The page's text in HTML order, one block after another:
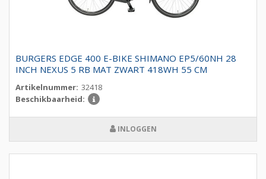
BURGERS EDGE 400 E-BIKE SHIMANO EP5/60NH 28
INCH NEXUS 5 RB MAT ZWART 418WH 55 CM
Artikelnummer: 32418
Beschikbaarheid:
INLOGGEN